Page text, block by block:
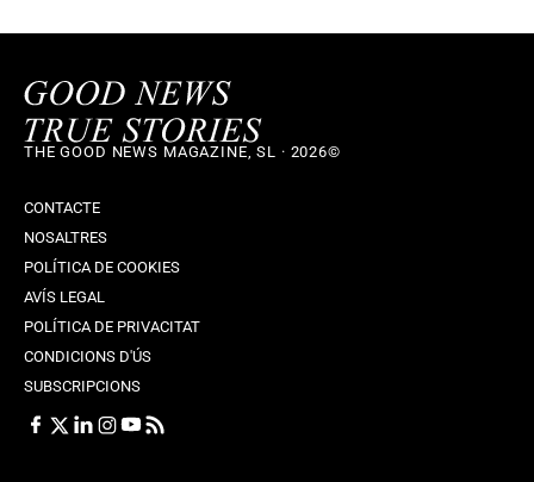
THE GOOD NEWS MAGAZINE, SL · 2026©
CONTACTE
NOSALTRES
POLÍTICA DE COOKIES
AVÍS LEGAL
POLÍTICA DE PRIVACITAT
CONDICIONS D'ÚS
SUBSCRIPCIONS